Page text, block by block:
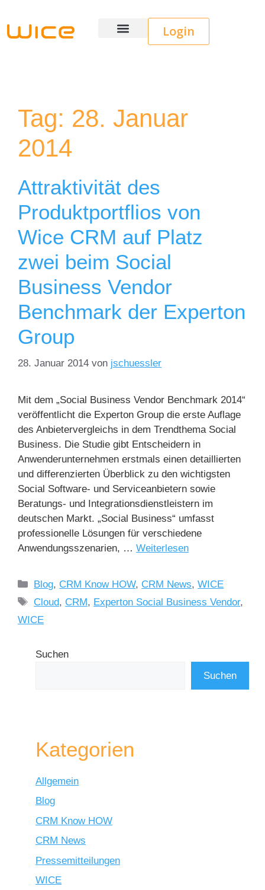
Login
Tag: 28. Januar
2014
Attraktivität des
Produktportflios von
Wice CRM auf Platz
zwei beim Social
Business Vendor
Benchmark der Experton
Group
28. Januar 2014 von jschuessler
Mit dem „Social Business Vendor Benchmark 2014“
veröffentlicht die Experton Group die erste Auflage
des Anbietervergleichs in dem Trendthema Social
Business. Die Studie gibt Entscheidern in
Anwenderunternehmen erstmals einen detaillierten
und differenzierten Überblick zu den wichtigsten
Social Software- und Serviceanbietern sowie
Beratungs- und Integrationsdienstleistern im
deutschen Markt. „Social Business“ umfasst
professionelle Lösungen für verschiedene
Anwendungsszenarien, … Weiterlesen
Blog, CRM Know HOW, CRM News,WICE
Cloud, CRM, Experton Social Business Vendor,
WICE
Suchen
Suchen
Kategorien
Allgemein
Blog
CRM Know HOW
CRM News
Pressemitteilungen
WICE